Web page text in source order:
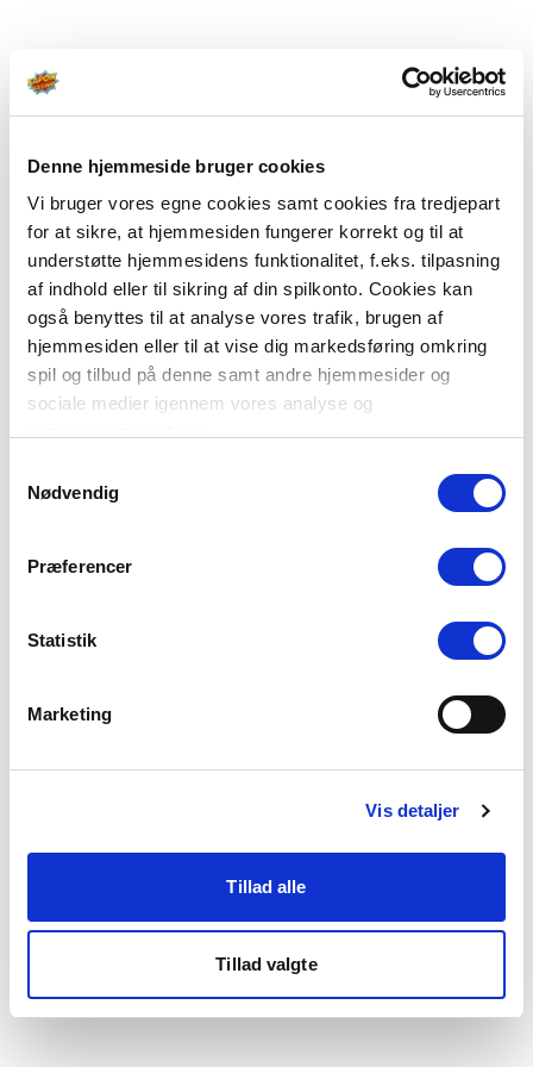
Denne hjemmeside bruger cookies
Vi bruger vores egne cookies samt cookies fra tredjepart
for at sikre, at hjemmesiden fungerer korrekt og til at
understøtte hjemmesidens funktionalitet, f.eks. tilpasning
af indhold eller til sikring af din spilkonto. Cookies kan
også benyttes til at analyse vores trafik, brugen af
hjemmesiden eller til at vise dig markedsføring omkring
spil og tilbud på denne samt andre hjemmesider og
sociale medier igennem vores analyse og
Du kan læse mere om vores brug af cookies under
"Detaljer" eller ved at klikke videre til vores Cookiepolitik,
Nødvendig
Præferencer
Statistik
Marketing
Vis detaljer
Tillad alle
Tillad valgte